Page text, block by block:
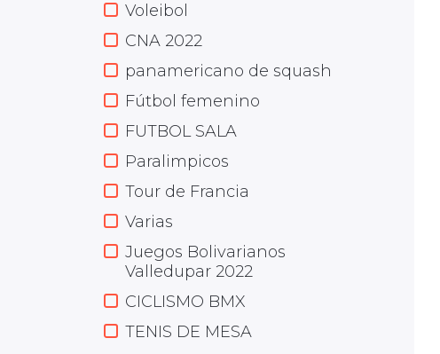
Voleibol
CNA 2022
panamericano de squash
Fútbol femenino
FUTBOL SALA
Paralimpicos
Tour de Francia
Varias
Juegos Bolivarianos
Valledupar 2022
CICLISMO BMX
TENIS DE MESA